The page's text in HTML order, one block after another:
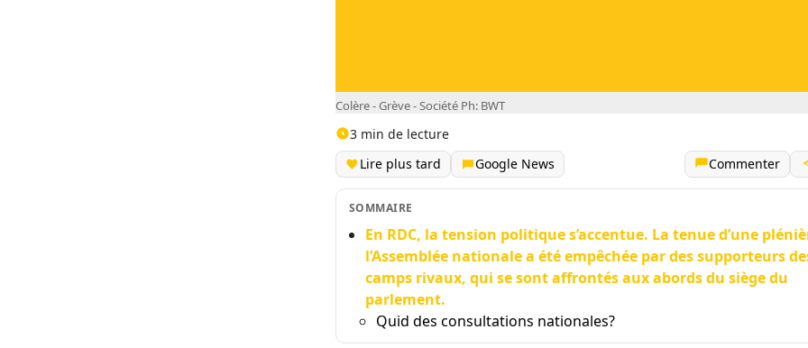
Colère - Grève - Société Ph: BWT
3 min de lecture
Lire plus tard
Google News Commenter
SOMMAIRE
En RDC, la tension politique s’accentue. La tenue d’une
l’Assemblée nationale a été empêchée par des supporteurs
camps rivaux, qui se sont affrontés aux abords du siège du
parlement.
Quid des consultations nationales?